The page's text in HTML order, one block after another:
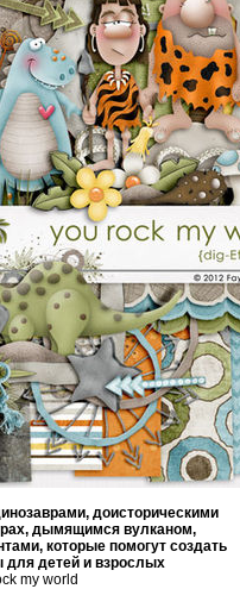
доисторическими
дымящимся вулканом,
которые помогут создать
для детей и взрослых
my world